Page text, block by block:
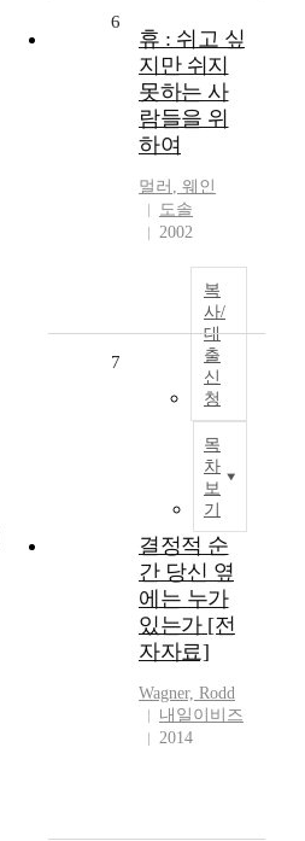
6
휴 : 쉬고 싶
지만 쉬지
못하는 사
람들을 위
하여
멀러 , 웨인
도솔
2002
복
사/
대
출
신
청
목
차
보
기
7
결정적 순
간 당신 옆
에는 누가
있는가 [전
자자료]
Wagner, Rodd
내일이비즈
2014